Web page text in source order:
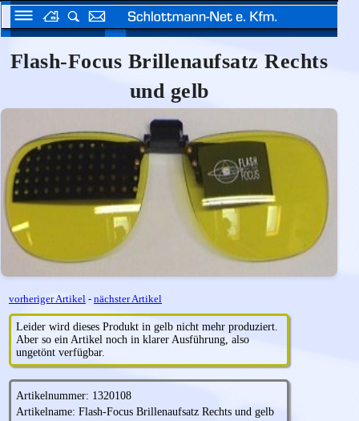
Flash-Focus Brillenaufsatz Rechts
und gelb
vorheriger Artikel - nächster Artikel
Leider wird dieses Produkt in gelb nicht mehr produziert.
Aber so ein Artikel noch in klarer Ausführung, also
ungetönt verfügbar.
Artikelnummer: 1320108
Artikelname: Flash-Focus Brillenaufsatz Rechts und gelb